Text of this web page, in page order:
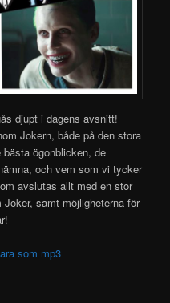
djupt i dagens avsnitt!
Jokern, både på den stora
ögonblicken, de
och vem som vi tycker
avslutas allt med en stor
samt möjligheterna för
som mp3